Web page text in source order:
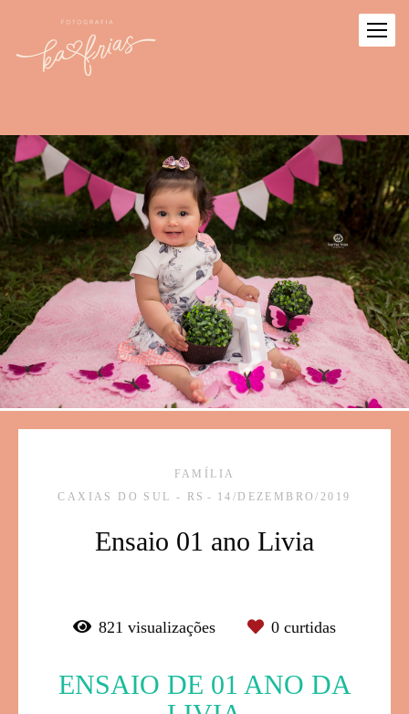
FAMÍLIA
CAXIAS DO SUL - RS
14/DEZEMBRO/2019
Ensaio 01 ano Livia
821 visualizações 0 curtidas
ENSAIO DE 01 ANO DA